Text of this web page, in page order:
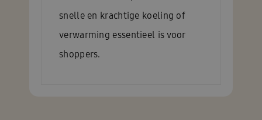
snelle en krachtige koeling of
verwarming essentieel is voor
shoppers.